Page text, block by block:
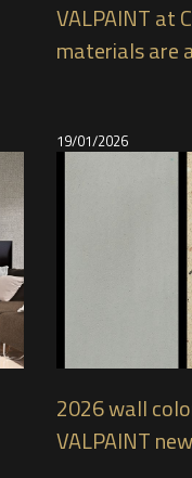
VALPAINT at
materials are
19/01/2026
2026 wall
VALPAINT